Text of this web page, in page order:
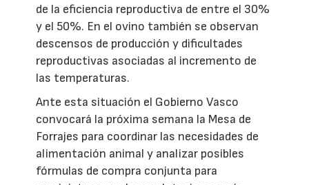
de la eficiencia reproductiva de entre el 30%
y el 50%. En el ovino también se observan
descensos de producción y dificultades
reproductivas asociadas al incremento de
las temperaturas.
Ante esta situación el Gobierno Vasco
convocará la próxima semana la Mesa de
Forrajes para coordinar las necesidades de
alimentación animal y analizar posibles
fórmulas de compra conjunta para